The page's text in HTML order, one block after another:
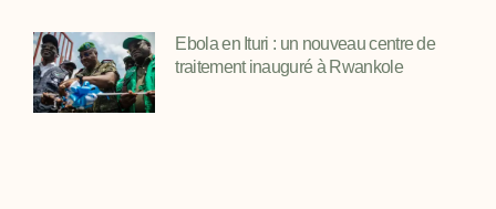
Ebola en Ituri : un nouveau centre de
traitement inauguré à Rwankole